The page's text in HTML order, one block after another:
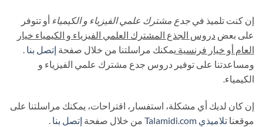
إن كنت تلميذ في جدع مشترك علمي الفيزياء و الكيمياء أو تتوفر
على بعض دروس الجذع المشترك العلمي الفيزياء و الكيمياء خيار
العام أو خيار فرنسية يمكنك مراسلتنا من خلال صفحة إتصل بنا .
ومساعدتنا على توفير دروس جدع مشترك علمي الفيزياء و
الكيمياء.
إن كان لديك أي مشكلة، استفسار، اقتراحات، يمكنك مراسلتنا على
موقعنا تلاميذي Talamidi.com من خلال صفحة إتصل بنا .